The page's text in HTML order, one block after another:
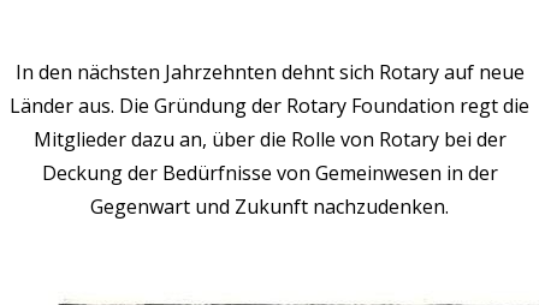
In den nächsten Jahrzehnten dehnt sich Rotary auf neue
Länder aus. Die Gründung der Rotary Foundation regt die
Mitglieder dazu an, über die Rolle von Rotary bei der
Deckung der Bedürfnisse von Gemeinwesen in der
Gegenwart und Zukunft nachzudenken.